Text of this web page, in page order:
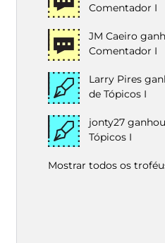
Comentador I
JM Caeiro
Comentador I
Larry Pires
de Tópicos I
jonty27
Tópicos I
Mostrar todos os